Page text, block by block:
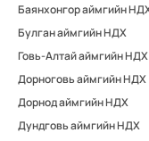
Баянхонгор аймгийн
Булган аймгийн НДХ
Говь-Алтай аймгийн НДХ
Дорноговь аймгийн НДХ
Дорнод аймгийн НДХ
Дундговь аймгийн НДХ